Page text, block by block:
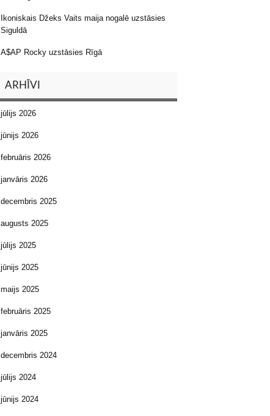
Ikoniskais Džeks Vaits maija nogalē uzstāsies
Siguldā
A$AP Rocky uzstāsies Rīgā
ARHĪVI
jūlijs 2026
jūnijs 2026
februāris 2026
janvāris 2026
decembris 2025
augusts 2025
jūlijs 2025
jūnijs 2025
maijs 2025
februāris 2025
janvāris 2025
decembris 2024
jūlijs 2024
jūnijs 2024